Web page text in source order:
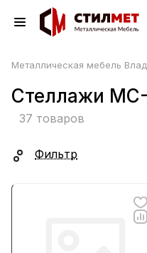
Металлическая мебель
Стеллажи
37 товаров
Фильтр